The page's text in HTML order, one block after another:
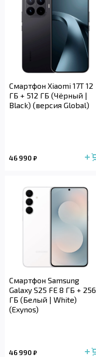
Смартфон Xiaomi 17T 12
ГБ + 512 ГБ (Чёрный |
Black) (версия Global)
46 990 ₽
Смартфон Samsung
Galaxy S25 FE 8 ГБ + 256
ГБ (Белый | White)
(Exynos)
46 990 ₽